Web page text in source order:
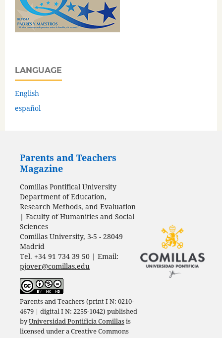
LANGUAGE
English
español
Parents and Teachers
Magazine
Comillas Pontifical University
Department of Education,
Research Methods, and Evaluation
| Faculty of Humanities and Social
Sciences
Comillas University, 3-5 - 28049
Madrid
Tel. +34 91 734 39 50 | Email:
pjover@comillas.edu
Parents and Teachers (print I N: 0210-
4679 | digital I N: 2255-1042) published
byUniversidad Pontificia Comillasis
licensed under aCreative Commons